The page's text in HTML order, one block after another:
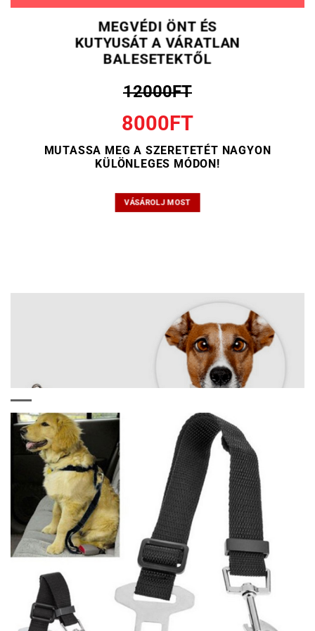
MEGVÉDI ÖNT ÉS
KUTYUSÁT A VÁRATLAN
BALESETEKTŐL
12000FT
8000FT
MUTASSA MEG A SZERETETÉT NAGYON
KÜLÖNLEGES MÓDON!
VÁSÁROLJ MOST